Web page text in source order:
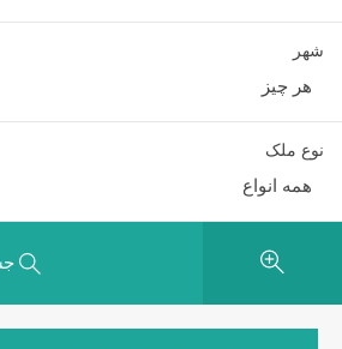
شهر
هر چیز
نوع ملک
همه انواع